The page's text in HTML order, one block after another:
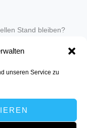
unseren Service zu
Stand bleiben?
auf.